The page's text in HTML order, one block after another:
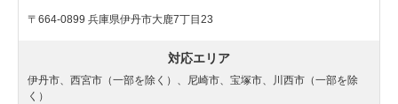
〒664-0899 兵庫県伊丹市大鹿7丁目23
対応エリア
伊丹市、西宮市（一部を除く）、尼崎市、宝塚市、川西市（一部を除
く）